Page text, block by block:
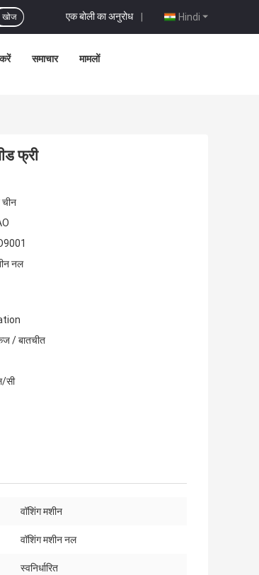
Hindi
एक बोली का अनुरोध |
खोज
समाचार मामलों
फ्री
चीन
नल
/ बातचीत
सी
वॉशिंग मशीन
वॉशिंग मशीन नल
स्वनिर्धारित